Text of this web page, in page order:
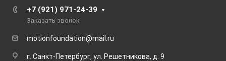
+7 (921) 971-24-39
Заказать звонок
motionfoundation@mail.ru
г. Санкт-Петербург, ул. Решетникова, д. 9